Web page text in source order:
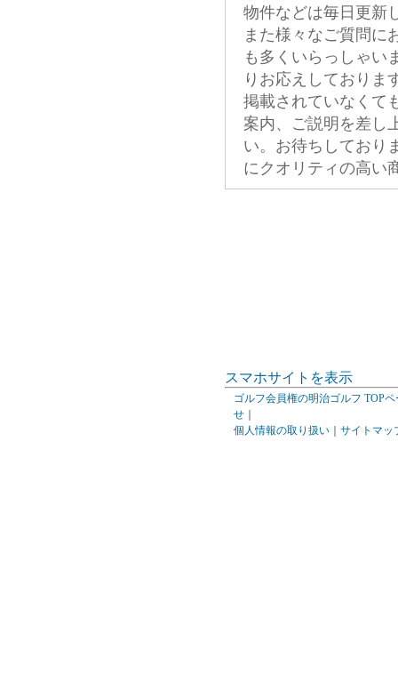
物件などは毎日更新
また様々なご質問に
も多くいらっしゃい
りお応えしておりま
掲載されていなくて
案内、ご説明を差し
い。お待ちしており
にクオリティの高い
スマホサイトを表示
ゴルフ会員権の明治ゴルフ TOPペ
せ
個人情報の取り扱い
サイトマッ